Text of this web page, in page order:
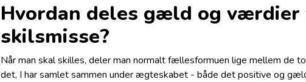
Hvordan deles gæld og værdier
skilsmisse?
Når man skal skilles, deler man normalt fællesformuen lige mellem
det, I har samlet sammen under ægteskabet - både det positive og